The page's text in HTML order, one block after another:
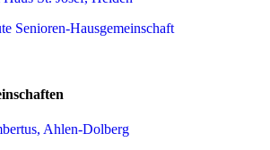
Senioren-Hausgemeinschaft
Ahlen-Dolberg